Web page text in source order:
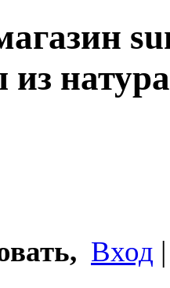
из
Вход